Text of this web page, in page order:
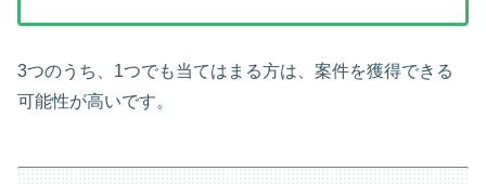
3つのうち、1つでも当てはまる方は、案件を獲得できる
可能性が高いです。